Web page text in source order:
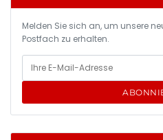
Melden Sie sich an, um unsere
Postfach zu erhalten.